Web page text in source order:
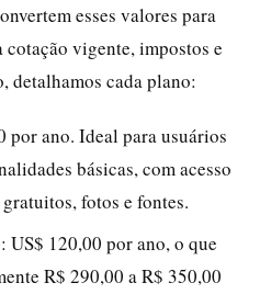
esses valores para
vigente, impostos e
detalhamos cada plano:
por ano. Ideal para usuários
básicas, com acesso
fotos e fontes.
: US$ 120,00 por ano, o que
R$ 290,00 a R$ 350,00